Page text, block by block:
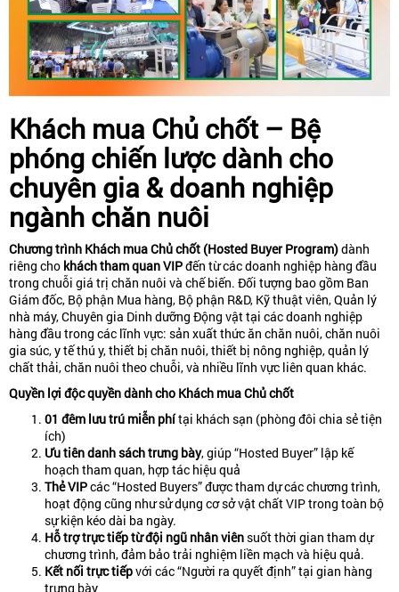
Khách mua Chủ chốt – Bệ
phóng chiến lược dành cho
chuyên gia & doanh nghiệp
ngành chăn nuôi
Chương trình Khách mua Chủ chốt (Hosted Buyer Program)dành
riêng cho khách tham quan VIPđến từ các doanh nghiệp hàng đầu
trong chuỗi giá trị chăn nuôi và chế biến. Đối tượng bao gồm Ban
Giám đốc, Bộ phận Mua hàng, Bộ phận R&D, Kỹ thuật viên, Quản lý
nhà máy, Chuyên gia Dinh dưỡng Động vật tại các doanh nghiệp
hàng đầu trong các lĩnh vực: sản xuất thức ăn chăn nuôi, chăn nuôi
gia súc, y tế thú y, thiết bị chăn nuôi, thiết bị nông nghiệp, quản lý
chất thải, chăn nuôi theo chuỗi, và nhiều lĩnh vực liên quan khác.
Quyền lợi độc quyền dành cho Khách mua Chủ chốt
01 đêm lưu trú miễn phítại khách sạn (phòng đôi chia sẻ tiện
ích)
Ưu tiên danh sách trưng bày, giúp “Hosted Buyer” lập kế
hoạch tham quan, hợp tác hiệu quả
Thẻ VIPcác “Hosted Buyers” được tham dự các chương trình,
hoạt động cũng như sử dụng cơ sở vật chất VIP trong toàn bộ
sự kiện kéo dài ba ngày.
Hỗ trợ trực tiếp từ đội ngũ nhân viênsuốt thời gian tham dự
chương trình, đảm bảo trải nghiệm liền mạch và hiệu quả.
Kết nối trực tiếpvới các “Người ra quyết định” tại gian hàng
trưng bày